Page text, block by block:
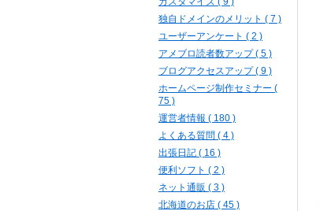
独自ドメインのメリット ( 7 )
ユーザーアンケート ( 2 )
アメブロ読者数アップ ( 5 )
ブログアクセスアップ ( 9 )
ホームページ制作セミナー (
75 )
運営者情報 ( 180 )
よくある質問 ( 4 )
出張日記 ( 16 )
便利ソフト ( 2 )
ネット通販 ( 3 )
北海道のお店 ( 45 )